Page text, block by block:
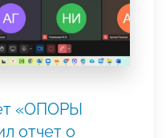
«ОПОРЫ
отчет о